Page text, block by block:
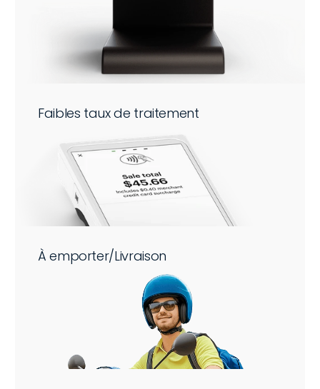
Faibles taux de traitement
À emporter/Livraison